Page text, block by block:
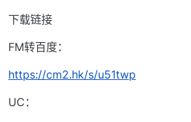
下载链接
FM转百度：
https://cm2.hk/s/u51twp
UC：